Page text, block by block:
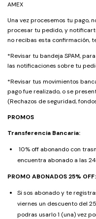
AMEX
Una vez procesemos tu pago,
procesar tu pedido, y
no recibas esta confirmación,
*Revisar tu bandeja SPAM,
las notificaciones sobre tu
*Revisar tus movimientos
pago fue realizado, o se
(Rechazos de seguridad,
PROMOS
Transferencia Bancaria:
10% off abonando con
encuentra abonado a las
PROMO ABONADOS 25% OFF:
Si sos abonado y te
viernes un descuento del
podras usarlo 1 (una) vez